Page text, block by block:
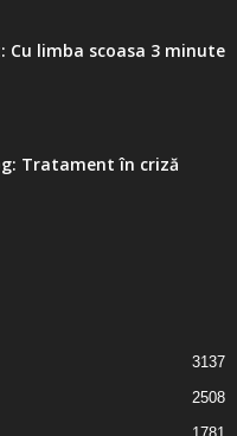
Cu limba scoasa 3 minute
Tratament în criză
3137
2508